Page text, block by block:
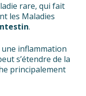
rare, qui fait
les Maladies
.
inflammation
s’étendre de la
principalement